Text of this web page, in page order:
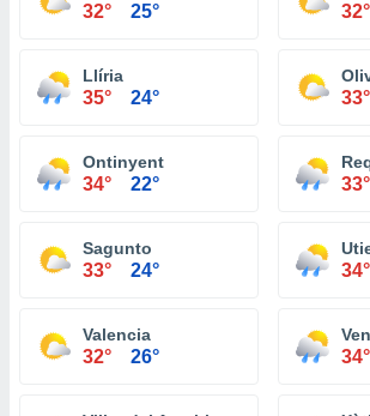
32° 25° 32°
Llíria
35° 24° 33°
Ontinyent
34° 22° 33°
Sagunto
33° 24° 34°
Valencia
32° 26° 34°